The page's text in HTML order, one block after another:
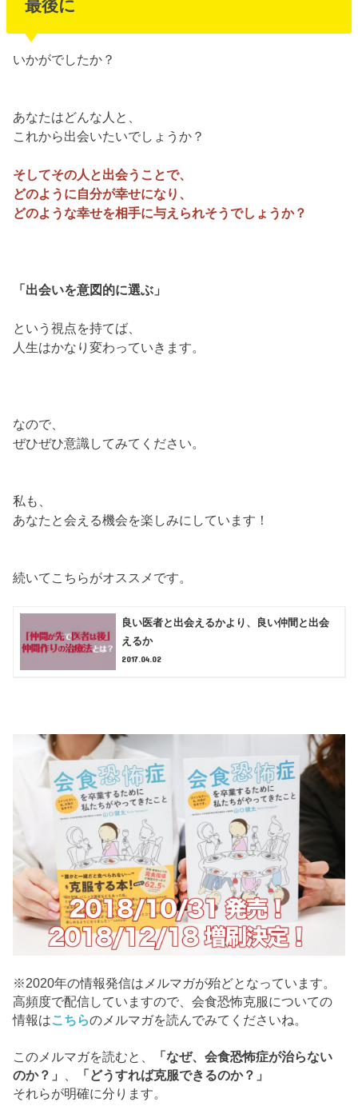
最後に
いかがでしたか？
あなたはどんな人と、
これから出会いたいでしょうか？
そしてその人と出会うことで、
どのように自分が幸せになり、
どのような幸せを相手に与えられそうでしょうか？
「出会いを意図的に選ぶ」
という視点を持てば、
人生はかなり変わっていきます。
なので、
ぜひぜひ意識してみてください。
私も、
あなたと会える機会を楽しみにしています！
続いてこちらがオススメです。
良い医者と出会えるかより、良い仲間と出会
えるか
2017.04.02
※2020年の情報発信はメルマガが殆どとなっています。
高頻度で配信していますので、会食恐怖克服についての
情報はこちらのメルマガを読んでみてくださいね。
このメルマガを読むと、
「なぜ、会食恐怖症が治らない
のか？」
「どうすれば克服できるのか？」
それらが明確に分ります。